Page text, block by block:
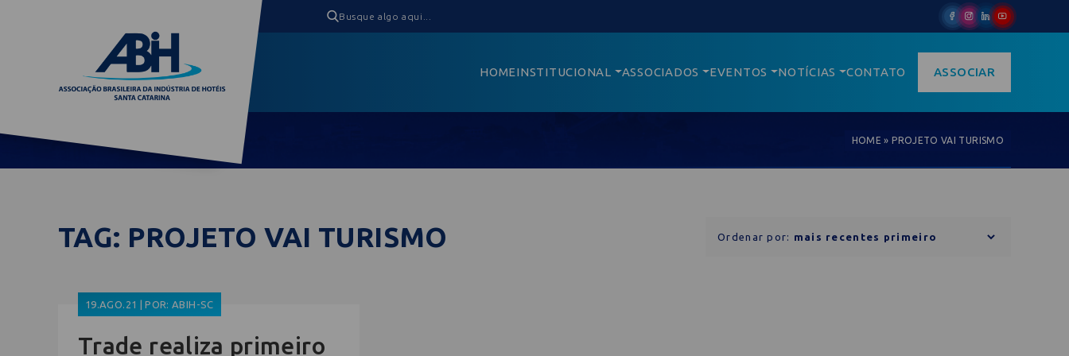
HOMEINSTITUCIONAL ASSOCIADOS EVENTOS NOTÍCIAS CONTATO ASSOCIAR
HOME »PROJETO VAI TURISMO
TAG: PROJETO VAI TURISMO Ordenar por:
19.AGO.21 | POR: ABIH-SC
Trade realiza primeiro